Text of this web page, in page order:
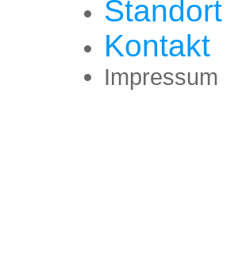
Standort
Kontakt
Impressum